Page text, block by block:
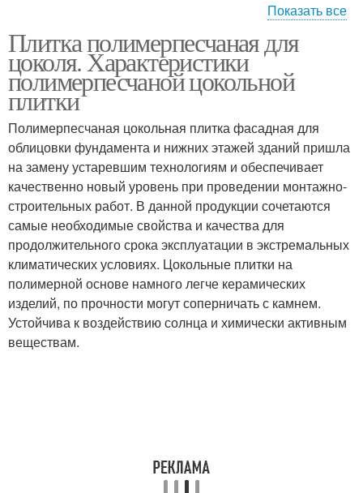
Полимерная плитка Плитка для облицовки
Плитка на
гидроизоляцию
Показать все
Плитка полимерпесчаная для
цоколя. Характеристики
полимерпесчаной цокольной
плитки
Полимерпесчаная цокольная плитка фасадная для
облицовки фундамента и нижних этажей зданий пришла
на замену устаревшим технологиям и обеспечивает
качественно новый уровень при проведении монтажно-
строительных работ. В данной продукции сочетаются
самые необходимые свойства и качества для
продолжительного срока эксплуатации в экстремальных
климатических условиях. Цокольные плитки на
полимерной основе намного легче керамических
изделий, по прочности могут соперничать с камнем.
Устойчива к воздействию солнца и химически активным
веществам.